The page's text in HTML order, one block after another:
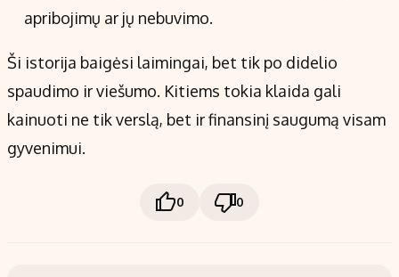
apribojimų ar jų nebuvimo.
Ši istorija baigėsi laimingai, bet tik po didelio
spaudimo ir viešumo. Kitiems tokia klaida gali
kainuoti ne tik verslą, bet ir finansinį saugumą visam
gyvenimui.
0 0